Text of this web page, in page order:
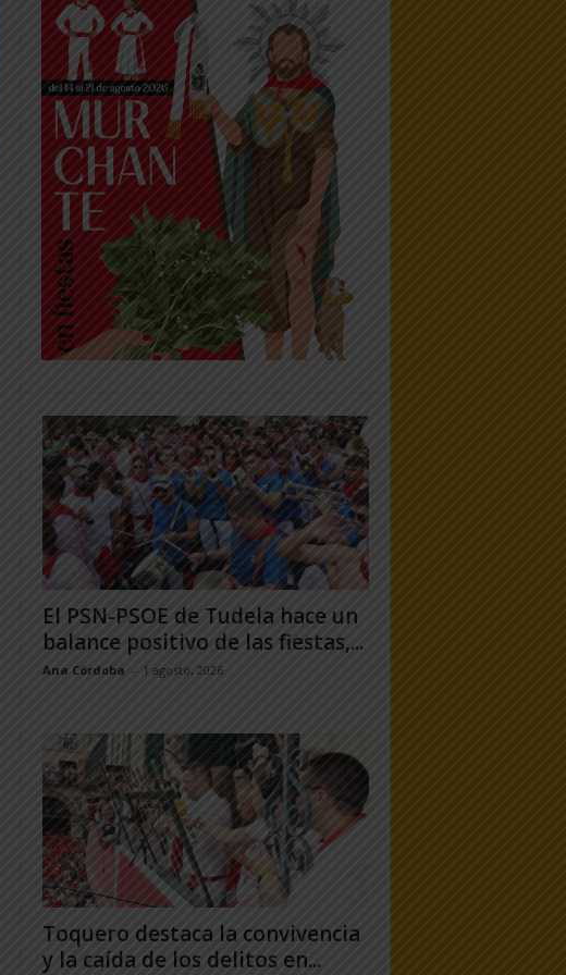
El PSN-PSOE de Tudela hace un
balance positivo de las fiestas,...
Ana Córdoba - 1 agosto, 2026
Toquero destaca la convivencia
y la caída de los delitos en...